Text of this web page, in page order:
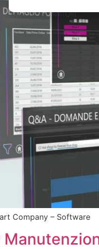
Company – Software